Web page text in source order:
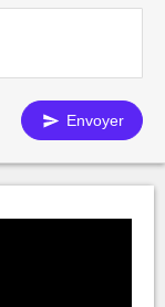
Envoyer